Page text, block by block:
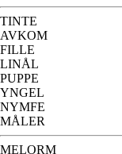
TINTE
AVKOM
FILLE
LINÅL
PUPPE
YNGEL
NYMFE
MÅLER
MELORM